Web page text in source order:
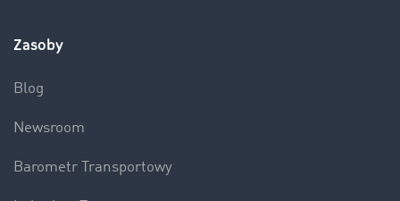
Zasoby
Blog
Newsroom
Barometr Transportowy